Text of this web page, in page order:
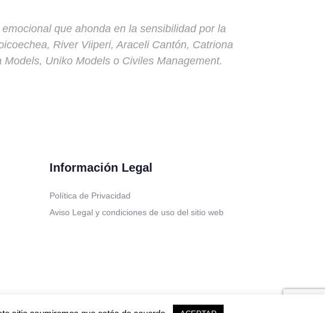
que ahonda en la sensibilidad por la
River Viiperi, Araceli Cantón, Catriona
Uniko Models o Civiles Management.
Información Legal
Política de Privacidad
Aviso Legal y condiciones de uso del sitio web